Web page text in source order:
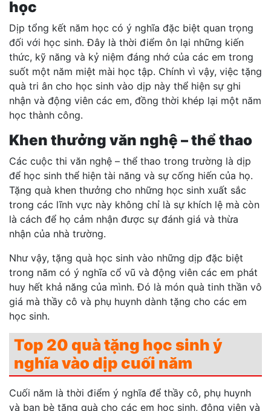
học
Dịp tổng kết năm học có ý nghĩa đặc biệt quan trọng
đối với học sinh. Đây là thời điểm ôn lại những kiến
thức, kỹ năng và kỷ niệm đáng nhớ của các em trong
suốt một năm miệt mài học tập. Chính vì vậy, việc tặng
quà tri ân cho học sinh vào dịp này thể hiện sự ghi
nhận và động viên các em, đồng thời khép lại một năm
học thành công.
Khen thưởng văn nghệ – thể thao
Các cuộc thi văn nghệ – thể thao trong trường là dịp
để học sinh thể hiện tài năng và sự cống hiến của họ.
Tặng quà khen thưởng cho những học sinh xuất sắc
trong các lĩnh vực này không chỉ là sự khích lệ mà còn
là cách để họ cảm nhận được sự đánh giá và thừa
nhận của nhà trường.
Như vậy, tặng quà học sinh vào những dịp đặc biệt
trong năm có ý nghĩa cổ vũ và động viên các em phát
huy hết khả năng của mình. Đó là món quà tinh thần vô
giá mà thầy cô và phụ huynh dành tặng cho các em
học sinh.
Top 20 quà tặng học sinh ý
nghĩa vào dịp cuối năm
Cuối năm là thời điểm ý nghĩa để thầy cô, phụ huynh
và bạn bè tặng quà cho các em học sinh, động viên và